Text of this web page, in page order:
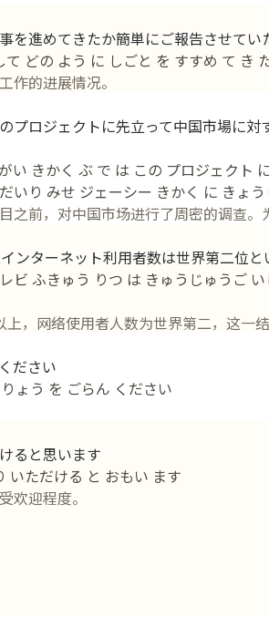
を進めてきたか簡単にご報告させてい
どの よう に しごと を すすめ て き
作的进展情况。
プロジェクトに先立って中国市場に
い きかく ぶ で は この プロジェク
いり みせ ジェーシー きかく に きょ
前，对中国市场进行了周密的调查
ンターネット利用者数は世界第二位
ビ ふきゅう りつ は きゅうじゅうご
，网络使用者人数为世界第二，这一结
ださい
ょう を ごらん ください
ると思います
いただける と おもい ます
欢迎程度。